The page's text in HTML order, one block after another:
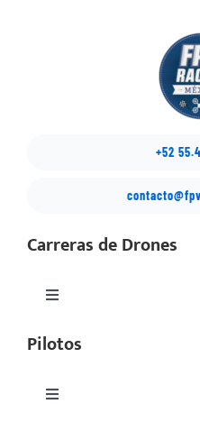
+52
Carreras de Drones
Toggle
México Drone
Copa Latino
Pilotos
Toggle